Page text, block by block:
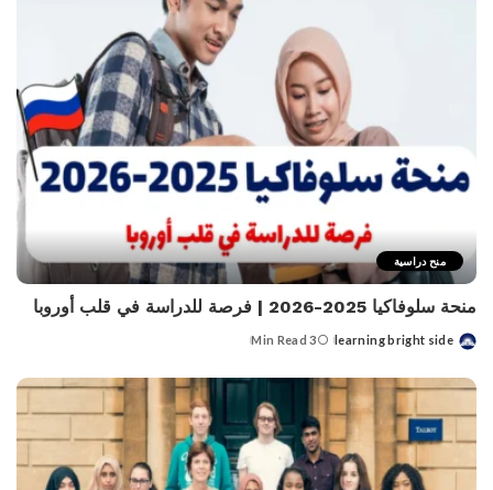
منح دراسية
منحة سلوفاكيا 2025-2026 | فرصة للدراسة في قلب أوروبا
Posted
learning bright side
3 Min Read